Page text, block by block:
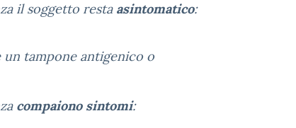
il soggetto resta asintomatico:
un tampone antigenico o
compaiono sintomi: